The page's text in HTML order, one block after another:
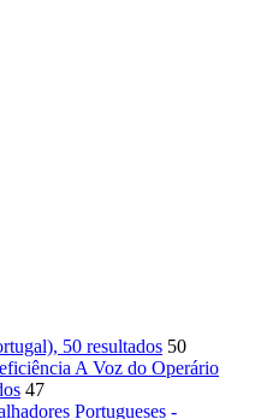
, 50 resultados 50
A Voz do Operário
47
Portugueses -